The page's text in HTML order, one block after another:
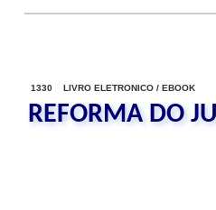
1330 LIVRO ELETRONICO / EBOOK
REFORMA DO